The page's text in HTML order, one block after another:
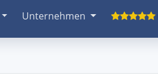
Unternehmen